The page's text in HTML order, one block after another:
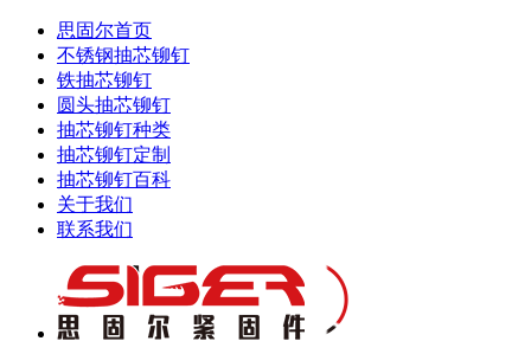
思固尔首页
不锈钢抽芯铆钉
铁抽芯铆钉
圆头抽芯铆钉
抽芯铆钉种类
抽芯铆钉定制
抽芯铆钉百科
关于我们
联系我们